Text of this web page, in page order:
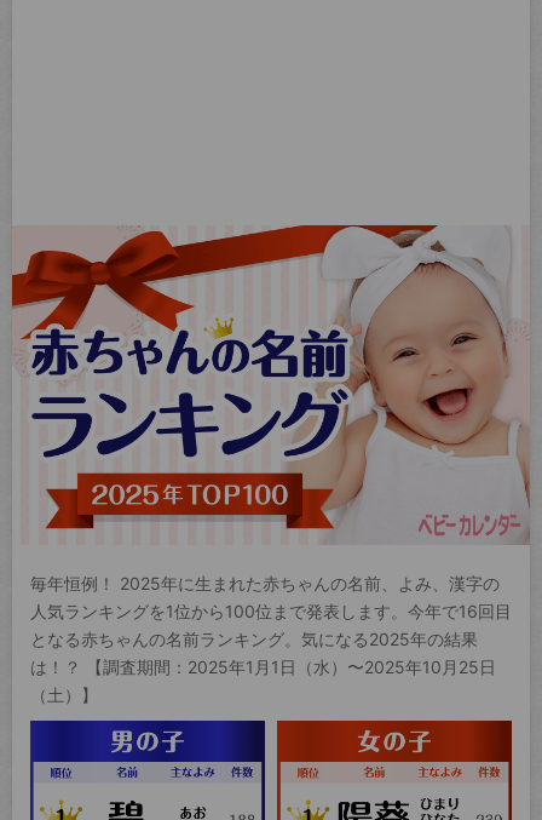
毎年恒例！ 2025年に生まれた赤ちゃんの名前、よみ、漢字の
人気ランキングを1位から100位まで発表します。今年で16回目
となる赤ちゃんの名前ランキング。気になる2025年の結果
は！？ 【調査期間：2025年1月1日（水）〜2025年10月25日
（土）】